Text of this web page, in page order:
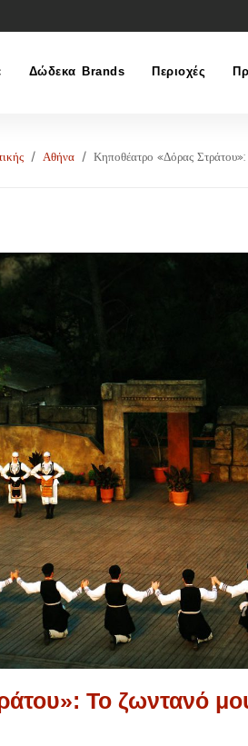
Δώδεκα Brands Περιοχές
Αθήνα Κηποθέατρο «Δόρας
Το ζωντανό